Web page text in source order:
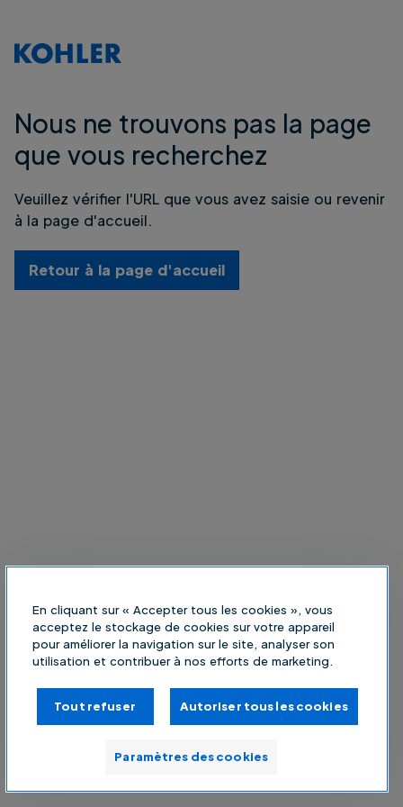
Nous ne trouvons pas la page
que vous recherchez
Veuillez vérifier l'URL que vous avez saisie ou revenir
à la page d'accueil.
Retour à la page d'accueil
En cliquant sur « Accepter tous les cookies », vous
acceptez le stockage de cookies sur votre appareil
pour améliorer la navigation sur le site, analyser son
utilisation et contribuer à nos efforts de marketing.
Tout refuser Autoriser tous les cookies
Paramètres des cookies